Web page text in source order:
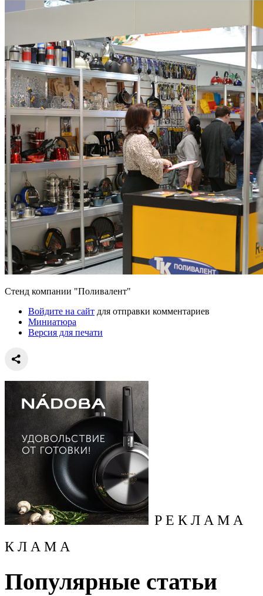
Стенд компании "Поливалент"
Войдите на сайт для отправки комментариев
Миниатюра
Версия для печати
Р Е К Л А М А
К Л А М А
Популярные статьи